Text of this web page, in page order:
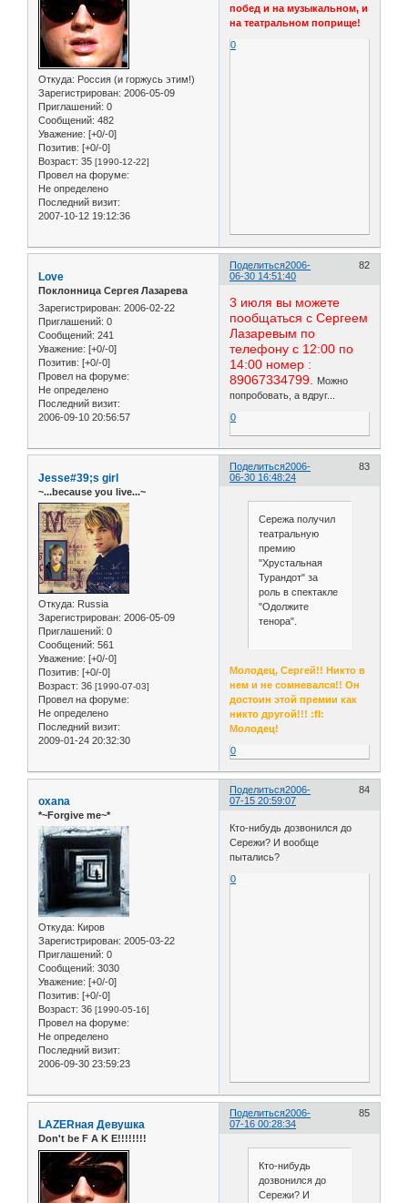
Откуда: Россия (и горжусь этим!)
Зарегистрирован: 2006-05-09
Приглашений: 0
Сообщений: 482
Уважение: [+0/-0]
Позитив: [+0/-0]
Возраст: 35 [1990-12-22]
Провел на форуме:
Не определено
Последний визит:
2007-10-12 19:12:36
побед и на музыкальном, и
на театральном поприще!
0
Поделиться 82
2006-
06-30 14:51:40
Love
Поклонница Сергея Лазарева
Зарегистрирован: 2006-02-22
Приглашений: 0
Сообщений: 241
Уважение: [+0/-0]
Позитив: [+0/-0]
Провел на форуме:
Не определено
Последний визит:
2006-09-10 20:56:57
3 июля вы можете
пообщаться с Сергеем
Лазаревым по
телефону с 12:00 по
14:00 номер :
89067334799.
Можно
попробовать, а вдруг...
0
Поделиться 83
2006-
06-30 16:48:24
Jesse#39;s girl
~...because you live...~
Откуда: Russia
Зарегистрирован: 2006-05-09
Приглашений: 0
Сообщений: 561
Уважение: [+0/-0]
Позитив: [+0/-0]
Возраст: 36 [1990-07-03]
Провел на форуме:
Не определено
Последний визит:
2009-01-24 20:32:30
Сережа получил
театральную
премию
"Хрустальная
Турандот" за
роль в спектакле
"Одолжите
тенора".
Молодец, Сергей!! Никто в
нем и не сомневался!! Он
достоин этой премии как
никто другой!!! :fl:
Молодец!
0
Поделиться 84
2006-
07-15 20:59:07
oxana
*~Forgive me~*
Откуда: Киров
Зарегистрирован: 2005-03-22
Приглашений: 0
Сообщений: 3030
Уважение: [+0/-0]
Позитив: [+0/-0]
Возраст: 36 [1990-05-16]
Провел на форуме:
Не определено
Последний визит:
2006-09-30 23:59:23
Кто-нибудь дозвонился до
Сережи? И вообще
пытались?
0
Поделиться 85
2006-
07-16 00:28:34
LAZERная Девушка
Don't be F A K E!!!!!!!!
Кто-нибудь
дозвонился до
Сережи? И